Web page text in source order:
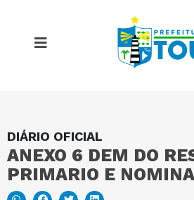
DIÁRIO OFICIAL
ANEXO 6 DEM DO
PRIMARIO E
MAPA DO SITE
PORTAL DA TRANSPARÊNCIA